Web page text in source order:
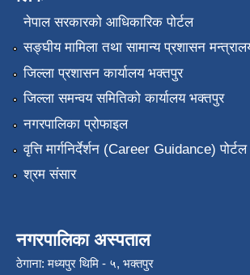
नेपाल सरकारको आधिकारिक पोर्टल
सङ्‍घीय मामिला तथा सामान्य प्रशासन
जिल्ला प्रशासन कार्यालय भक्तपुर
जिल्ला समन्वय समितिको कार्यालय भक्तपुर
नगरपालिका प्रोफाइल
वृत्ति मार्गनिर्देर्शन (Career Guidance) पोर्टल
श्रम संसार
नगरपालिका अस्पताल
ठेगाना: मध्यपुर थिमि - ५, भक्तपुर